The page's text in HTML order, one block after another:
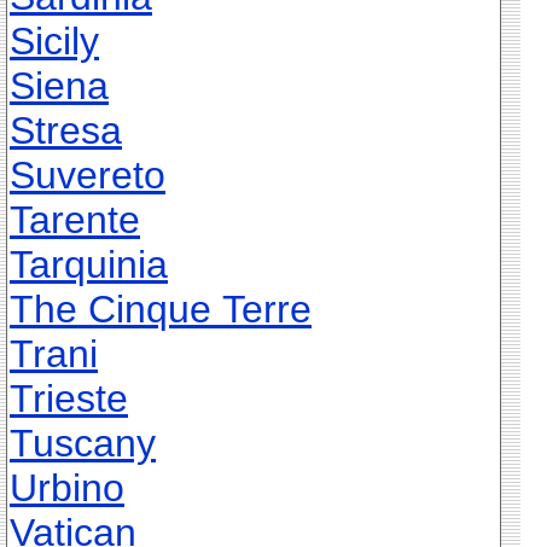
Sicily
Siena
Stresa
Suvereto
Tarente
Tarquinia
The Cinque Terre
Trani
Trieste
Tuscany
Urbino
Vatican